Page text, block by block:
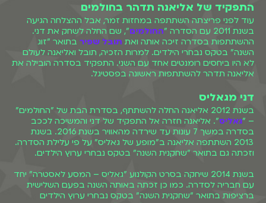
התפקיד של אליאנה תדהר בחולמים
עוד לפני פריצתה השתתפה במחזות זמר, אבל ההצלחה הגיעה
בשנת 2011 עם הסדרה "
החולמים", שם החלה לשחק את דני.
ההשתתפות בסדרה זיכה אותה ואת תובל שפיר בתואר "זוג
השנה" בטקס נבחרי הילדים. למרות הזכיה, תובל ואליאנה לעולם
לא היו ביחסים רומנטים אחד עם השני. התפקיד בסדרה הובילה את
אליאנה תדהר להשתתפות ראשונה בפסטיגל.
דני מגאליס
בשנת 2012 אליאנה החלה להשתתף, בסדרת הבת של "החולמים"
– "גאליס". אליאנה חזרה אל התפקיד של דני והמשיכה לככב
בסדרה במשך 7 עונות עד שירדה מהאוויר בשנת 2016. בשנת
2013 השתתפה אליאנה ב"מופע של גאליס" על פי עלילת הסדרה.
וזכתה גם בתואר "שחקנית השנה" בטקס נבחרי ערוץ הילדים.
בשנת 2014 שיחקה בסרט הקולנוע "גאליס – המסע לאסטרה" יחד
עם חבריה לסדרה. כמו כן זכתה באותה השנה בפעם השלישית
ברציפות בתואר "שחקנית השנה" בטקס נבחרי ערוץ הילדים